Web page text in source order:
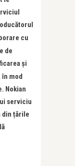
cu
de
și
mod
Nokian
serviciu
din țările